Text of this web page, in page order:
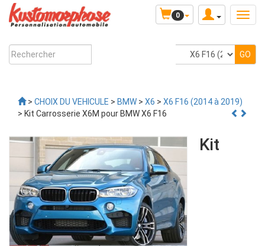
0
> CHOIX DU VEHICULE > BMW > X6 > X6 F16 (2014 à 2019)
> Kit Carrosserie X6M pour BMW X6 F16
Kit